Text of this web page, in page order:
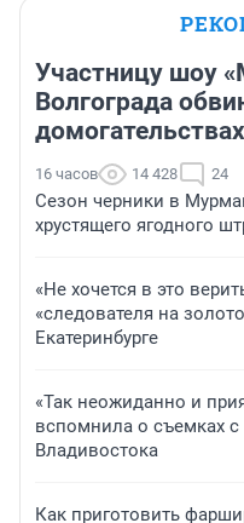
Участницу шоу
Волгограда
16 часов 14 428 24
Сезон черники в
хрустящего ягодного
«Не хочется в это
«следователя на
Екатеринбурге
«Так неожиданно и
вспомнила о съемках с
Владивостока
Как приготовить